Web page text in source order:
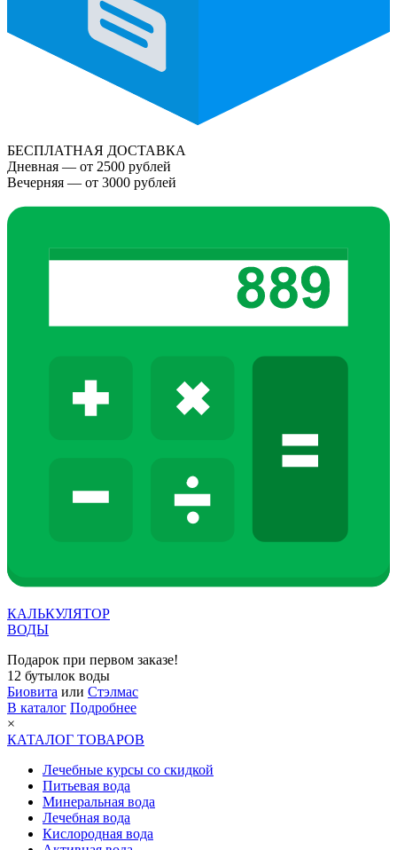
БЕСПЛАТНАЯ ДОСТАВКА
Дневная — от 2500 рублей
Вечерняя — от 3000 рублей
КАЛЬКУЛЯТОР
ВОДЫ
Подарок при первом заказе!
12 бутылок воды
Биовита или Стэлмас
В каталог Подробнее
×
КАТАЛОГ ТОВАРОВ
Лечебные курсы со скидкой
Питьевая вода
Минеральная вода
Лечебная вода
Кислородная вода